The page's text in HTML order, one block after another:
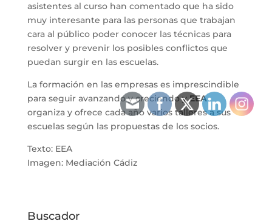
asistentes al curso han comentado que ha sido
muy interesante para las personas que trabajan
cara al público poder conocer las técnicas para
resolver y prevenir los posibles conflictos que
puedan surgir en las escuelas.
La formación en las empresas es imprescindible
para seguir avanzando y creciendo yEEA
organiza y ofrece cada año varios talleres a sus
escuelas según las propuestas de los socios.
Texto: EEA
Imagen: Mediación Cádiz
Buscador